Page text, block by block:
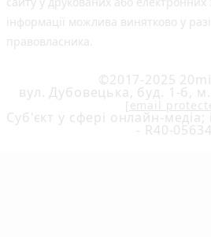
інформації можлива винятково у
правовласника.
©2017-2025
вул. Дубовецька, буд. 1-б,
[email
Cуб'єкт у сфері онлайн-медіа;
- R40-